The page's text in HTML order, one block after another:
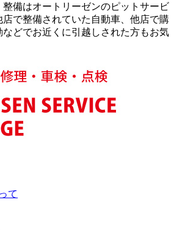
備はオートリーゼンのピットサービ
で整備されていた自動車、他店で購
などでお近くに引越しされた方もお気
て